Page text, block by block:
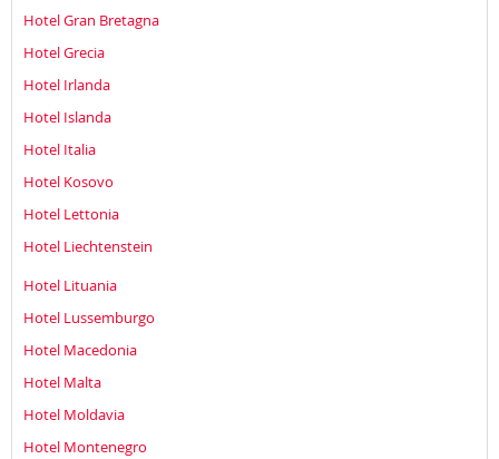
Hotel Gran Bretagna
Hotel Grecia
Hotel Irlanda
Hotel Islanda
Hotel Italia
Hotel Kosovo
Hotel Lettonia
Hotel Liechtenstein
Hotel Lituania
Hotel Lussemburgo
Hotel Macedonia
Hotel Malta
Hotel Moldavia
Hotel Montenegro